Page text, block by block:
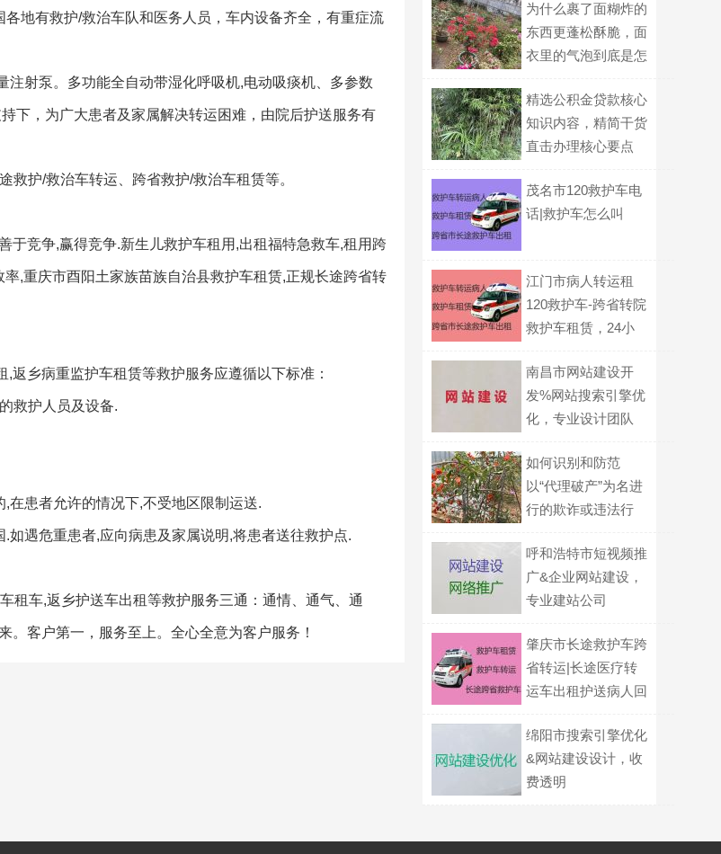
地有救护/救治车队和医务人员，车内设备齐全，有重症流
射泵。多功能全自动带湿化呼吸机,电动吸痰机、多参数
下，为广大患者及家属解决转运困难，由院后护送服务有
护/救治车转运、跨省救护/救治车租赁等。
于竞争,赢得竞争.新生儿救护车租用,出租福特急救车,租用跨
,重庆市酉阳土家族苗族自治县救护车租赁,正规长途跨省转
返乡病重监护车租赁等救护服务应遵循以下标准：
救护人员及设备.
在患者允许的情况下,不受地区限制运送.
遇危重患者,应向病患及家属说明,将患者送往救护点.
租车,返乡护送车出租等救护服务三通：通情、通气、通
客户第一，服务至上。全心全意为客户服务！
为什么裹了面糊炸的
东西更蓬松酥脆，面
衣里的气泡到底是怎
精选公积金贷款核心
知识内容，精简干货
直击办理核心要点
茂名市120救护车电
话|救护车怎么叫
江门市病人转运租
120救护车-跨省转院
救护车租赁，24小
南昌市网站建设开
发%网站搜索引擎优
化，专业设计团队
如何识别和防范
以“代理破产”为名进
行的欺诈或违法行
呼和浩特市短视频推
广&企业网站建设，
专业建站公司
肇庆市长途救护车跨
省转运|长途医疗转
运车出租护送病人回
绵阳市搜索引擎优化
&网站建设设计，收
费透明